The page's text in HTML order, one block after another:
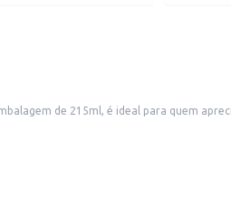
de 215ml, é ideal para quem